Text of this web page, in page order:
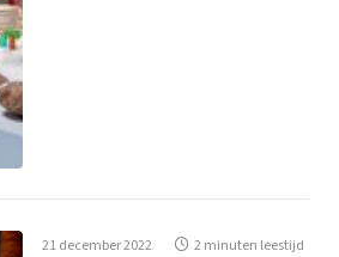
21 december 2022 2 minuten leestijd